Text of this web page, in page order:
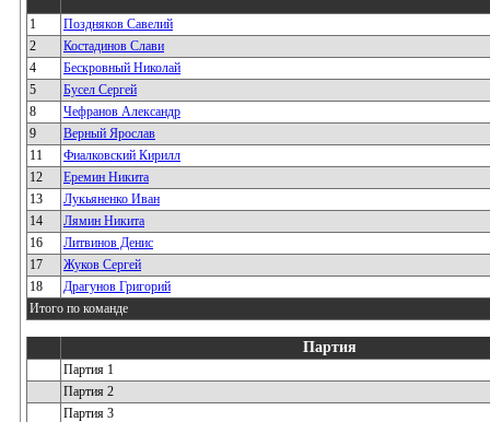
1
Поздняков Савелий
2
Костадинов Слави
4
Бескровный Николай
5
Бусел Сергей
8
Чефранов Александр
9
Верный Ярослав
11
Фиалковский Кирилл
12
Еремин Никита
13
Лукьяненко Иван
14
Лямин Никита
16
Литвинов Денис
17
Жуков Сергей
18
Драгунов Григорий
Итого по команде
Партия
Партия 1
Партия 2
Партия 3